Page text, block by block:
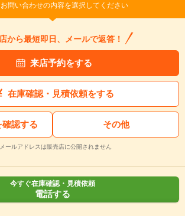
お問い合わせの内容を選択してください
から最短即日、メールで返答！
来店予約をする
在庫確認・見積依頼をする
認する その他
ールアドレスは販売店に公開されません
今すぐ在庫確認・見積依頼
電話する